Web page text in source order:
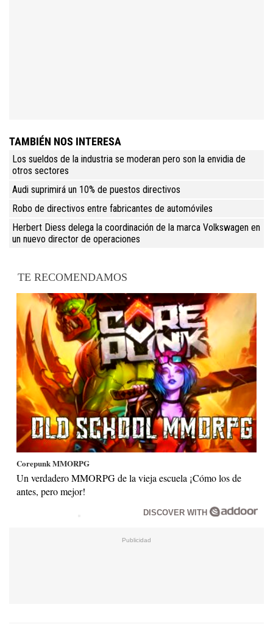
TAMBIÉN NOS INTERESA
Los sueldos de la industria se moderan pero son la envidia de
otros sectores
Audi suprimirá un 10% de puestos directivos
Robo de directivos entre fabricantes de automóviles
Herbert Diess delega la coordinación de la marca Volkswagen en
un nuevo director de operaciones
TE RECOMENDAMOS
Corepunk MMORPG
Un verdadero MMORPG de la vieja escuela ¡Cómo los de
antes, pero mejor!
DISCOVER WITH